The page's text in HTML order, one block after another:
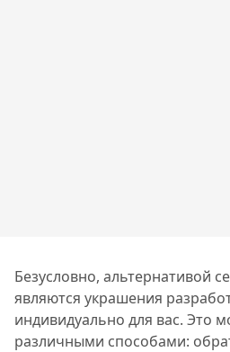
Безусловно, альтернативой
являются украшения
индивидуально для вас. Это
различными способами: